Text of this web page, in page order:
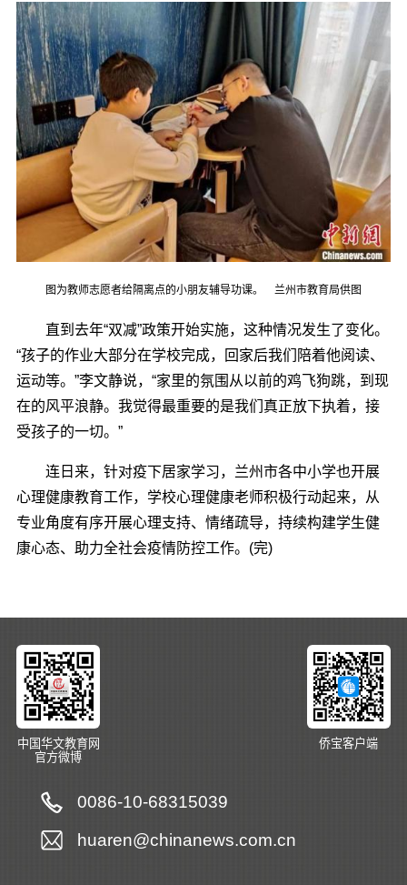
图为教师志愿者给隔离点的小朋友辅导功课。 兰州市教育局供图
直到去年“双减”政策开始实施，这种情况发生了变化。
“孩子的作业大部分在学校完成，回家后我们陪着他阅读、
运动等。”李文静说，“家里的氛围从以前的鸡飞狗跳，到现
在的风平浪静。我觉得最重要的是我们真正放下执着，接
受孩子的一切。”
连日来，针对疫下居家学习，兰州市各中小学也开展
心理健康教育工作，学校心理健康老师积极行动起来，从
专业角度有序开展心理支持、情绪疏导，持续构建学生健
康心态、助力全社会疫情防控工作。(完)
中国华文教育网
官方微博
侨宝客户端
0086-10-68315039
huaren@chinanews.com.cn